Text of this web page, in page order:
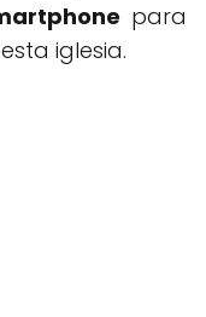
para
iglesia.